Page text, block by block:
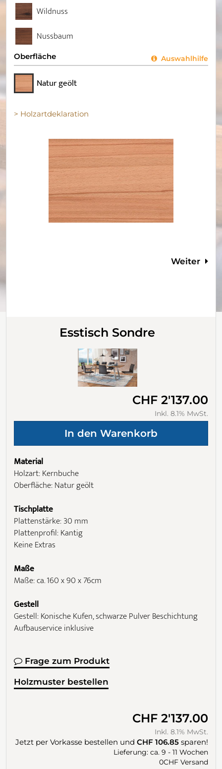
Wildnuss
Nussbaum
Oberfläche Auswahlhilfe
Natur geölt
> Holzartdeklaration
Weiter
Esstisch Sondre
CHF 2'137.00
Inkl. 8.1% MwSt.
Material
Holzart: Kernbuche
Oberfläche: Natur geölt
Tischplatte
Plattenstärke: 30 mm
Plattenprofil: Kantig
Keine Extras
Maße
Maße: ca. 160 x 90 x 76cm
Gestell
Gestell: Konische Kufen, schwarze Pulver Beschichtung
Aufbauservice inklusive
Frage zum Produkt
Holzmuster bestellen
CHF 2'137.00
Inkl. 8.1% MwSt.
Jetzt per Vorkasse bestellen und CHF 106.85 sparen!
Lieferung: ca. 9 - 11 Wochen
0CHF Versand